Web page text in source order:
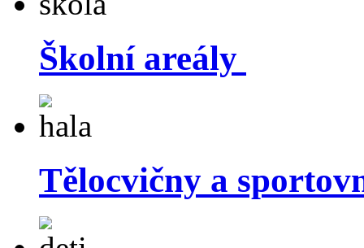
Školní areály
Tělocvičny a